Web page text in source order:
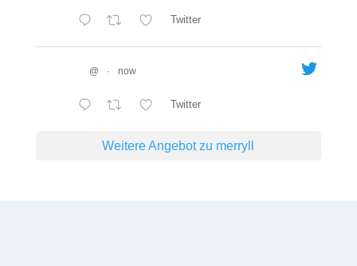
Twitter
@ · now
Twitter
Weitere Angebot zu merryll